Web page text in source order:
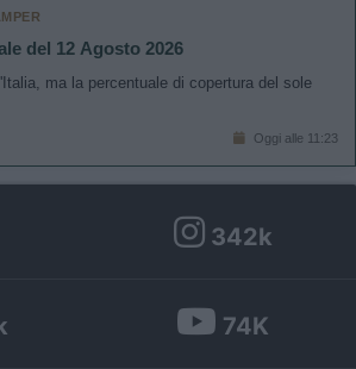
del 12 Agosto 2026
ma la percentuale di copertura del sole
Oggi alle 11:23
342k
74K